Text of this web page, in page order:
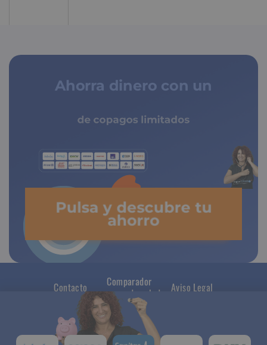
Ahorra dinero con un
de copagos limitados
Pulsa y descubre tu
ahorro
Contacto
Comparador
seguros de salud
Aviso Legal